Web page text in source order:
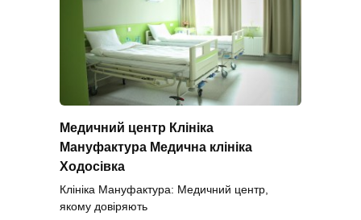
Медичний центр Клініка
Мануфактура Медична клініка
Ходосівка
Клініка Мануфактура: Медичний центр,
якому довіряють